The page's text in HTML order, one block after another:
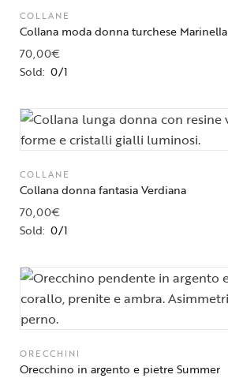
COLLANE
Collana moda donna turchese Marinella
70,00€
Sold: 0/1
COLLANE
Collana donna fantasia Verdiana
70,00€
Sold: 0/1
ORECCHINI
Orecchino in argento e pietre Summer